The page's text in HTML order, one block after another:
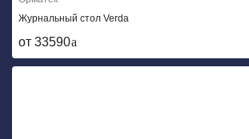
Журнальный стол Verda
от 33590